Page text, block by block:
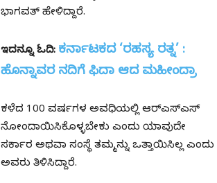
ಭಾಗವತ್ ಹೇಳಿದ್ದಾರೆ.
ಇದನ್ನೂ ಓದಿ: ಕರ್ನಾಟಕದ ‘ರಹಸ್ಯ ರತ್ನ’ :
ಹೊನ್ನಾವರ ನದಿಗೆ ಫಿದಾ ಆದ ಮಹೀಂದ್ರಾ
ಕಳೆದ 100 ವರ್ಷಗಳ ಅವಧಿಯಲ್ಲಿ ಆರ್‌ಎಸ್‌ಎಸ್‌
ನೋಂದಾಯಿಸಿಕೊಳ್ಳಬೇಕು ಎಂದು ಯಾವುದೇ
ಸರ್ಕಾರ ಅಥವಾ ಸಂಸ್ಥೆ ತಮ್ಮನ್ನು ಒತ್ತಾಯಿಸಿಲ್ಲ ಎಂದು
ಅವರು ತಿಳಿಸಿದ್ದಾರೆ.